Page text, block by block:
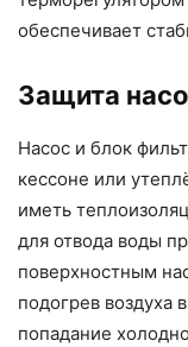
обеспечивает
Защита
Насос и блок
кессоне или
иметь
для отвода воды
поверхностным
подогрев воздуха
попадание